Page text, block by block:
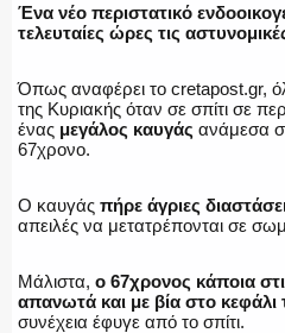
ΕΝΟΠΛΕΣ ΔΥΝΑΜΕΙΣ
Ένα νέο περιστατικό
τελευταίες ώρες τις
Όπως αναφέρει το cretapost.gr,
της Κυριακής όταν σε σπίτι σε
ένας μεγάλος καυγάς ανάμεσα
67χρονο.
Ο καυγάς πήρε άγριες
απειλές να μετατρέπονται σε
Μάλιστα, ο 67χρονος κάποια
απανωτά και με βία στο
συνέχεια έφυγε από το σπίτι.